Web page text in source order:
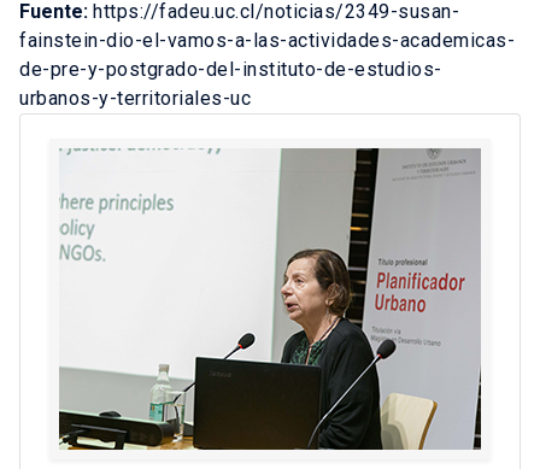
Fuente: https://fadeu.uc.cl/noticias/2349-susan-
fainstein-dio-el-vamos-a-las-actividades-academicas-
de-pre-y-postgrado-del-instituto-de-estudios-
urbanos-y-territoriales-uc